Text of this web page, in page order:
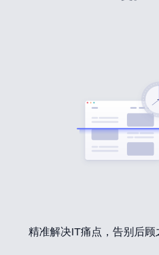
精准解决IT痛点，告别后顾